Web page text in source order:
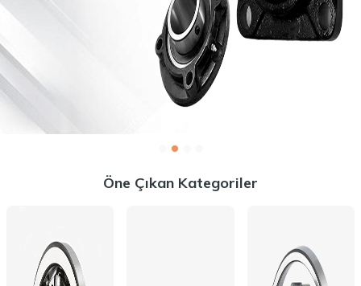
Öne Çıkan Kategoriler